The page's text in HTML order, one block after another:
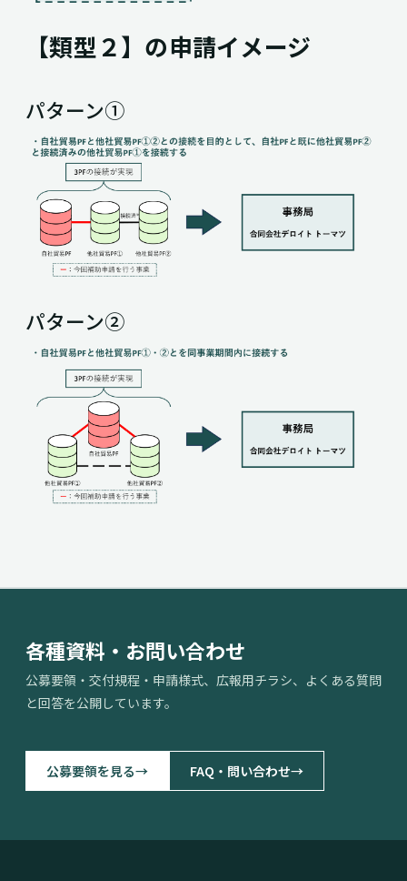
【類型２】の申請イメージ
パターン①
パターン②
各種資料・お問い合わせ
公募要領・交付規程・申請様式、広報用チラシ、よくある質問
と回答を公開しています。
公募要領を見る→ FAQ・問い合わせ→